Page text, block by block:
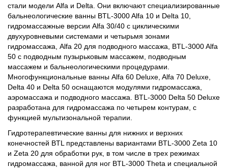
стали модели Alfa и Delta. Они включают специализированные
бальнеологические ванны BTL-3000 Alfa 10 и Delta 10,
гидромассажные версии Alfa 30/40 с циклическими
двухуровневыми системами и четырьмя зонами
гидромассажа, Alfa 20 для подводного массажа, BTL-3000 Alfa
50 с подводным пузырьковым массажем, подводным
массажем и бальнеологическими процедурами.
Многофункциональные ванны Alfa 60 Deluxe, Alfa 70 Deluxe,
Delta 40 и Delta 50 оснащаются модулями гидромассажа,
аэромассажа и подводного массажа. BTL-3000 Delta 50 Deluxe
разработана для гидромассажа по четырем контурам, с
функцией мультизональной терапии.
Гидротерапевтические ванны для нижних и верхних
конечностей BTL представлены вариантами BTL-3000 Zeta 10
и Zeta 20 для обработки рук, в том числе в трех режимах
гидромассажа, ванной для ног BTL-3000 Theta и специальной